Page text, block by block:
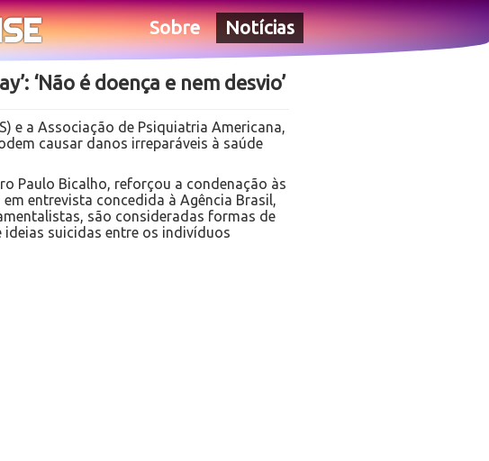
Sobre Notícias
‘Não é doença e nem desvio’
e a Associação de Psiquiatria Americana,
causar danos irreparáveis à saúde
Paulo Bicalho, reforçou a condenação às
entrevista concedida à Agência Brasil,
são consideradas formas de
suicidas entre os indivíduos